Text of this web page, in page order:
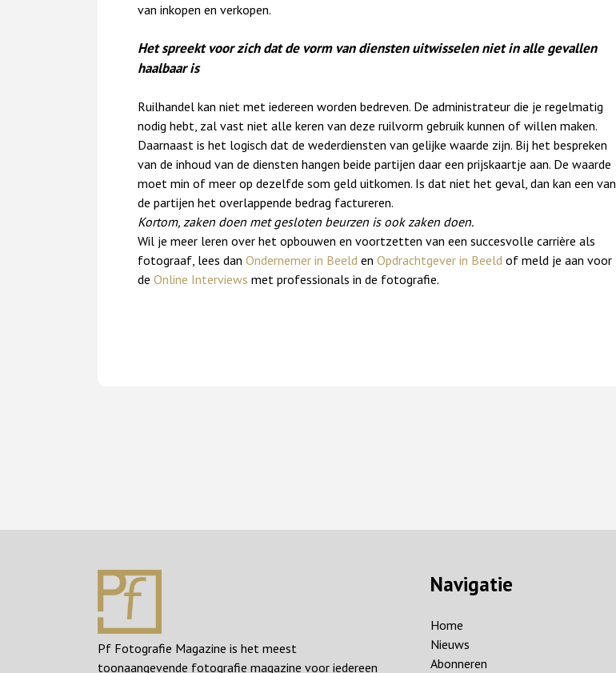
van inkopen en verkopen.
Het spreekt voor zich dat de vorm van diensten uitwisselen niet in alle gevallen
haalbaar is
Ruilhandel kan niet met iedereen worden bedreven. De administrateur die je regelmatig
nodig hebt, zal vast niet alle keren van deze ruilvorm gebruik kunnen of willen maken.
Daarnaast is het logisch dat de wederdiensten van gelijke waarde zijn. Bij het bespreken
van de inhoud van de diensten hangen beide partijen daar een prijskaartje aan. De waarde
moet min of meer op dezelfde som geld uitkomen. Is dat niet het geval, dan kan een van
de partijen het overlappende bedrag factureren.
Kortom, zaken doen met gesloten beurzen is ook zaken doen.
Wil je meer leren over het opbouwen en voortzetten van een succesvolle carrière als
fotograaf, lees dan Ondernemer in Beeld en Opdrachtgever in Beeld of meld je aan voor
de Online Interviews met professionals in de fotografie.
Pf Fotografie Magazine is het meest
toonaangevende fotografie magazine voor iedereen
Navigatie
Home
Nieuws
Abonneren